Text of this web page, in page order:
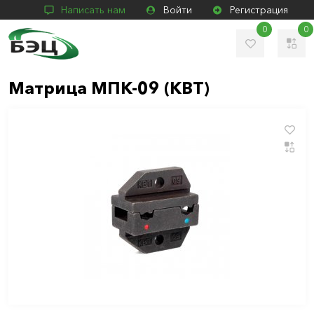
Написать нам Войти Регистрация
0 0
Матрица МПК-09 (КВТ)